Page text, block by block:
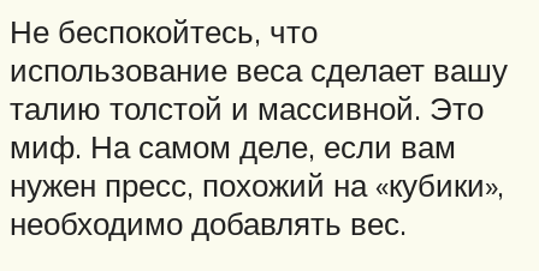
Не беспокойтесь, что
использование веса сделает вашу
талию толстой и массивной. Это
миф. На самом деле, если вам
нужен пресс, похожий на «кубики»,
необходимо добавлять вес.